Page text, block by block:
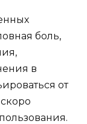
боль,
в
от